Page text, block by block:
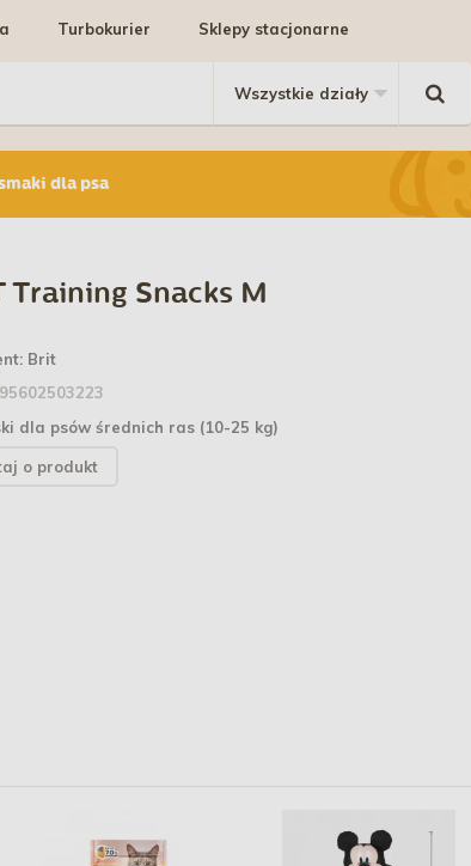
Turbokurier Sklepy stacjonarne
dla psa
Training Snacks M
Brit
dla psów średnich ras (10-25 kg)
o produkt